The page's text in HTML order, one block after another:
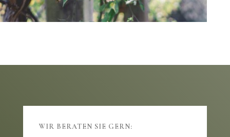
WIR BERATEN SIE GERN: